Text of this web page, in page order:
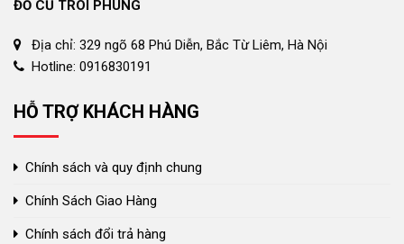
ĐỒ CŨ TRÔI PHÙNG
Địa chỉ: 329 ngõ 68 Phú Diễn, Bắc Từ Liêm, Hà Nội
Hotline: 0916830191
HỖ TRỢ KHÁCH HÀNG
Chính sách và quy định chung
Chính Sách Giao Hàng
Chính sách đổi trả hàng